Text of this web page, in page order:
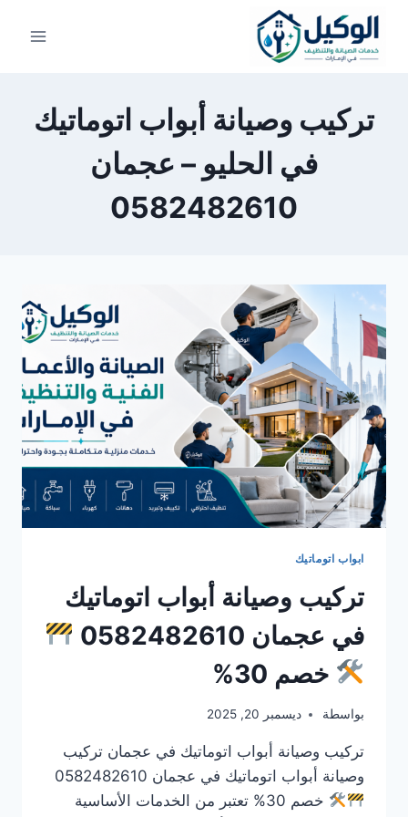
التجاوز
المحتوى
تركيب وصيانة أبواب اتوماتيك
في الحليو – عجمان
0582482610
ابواب اتوماتيك
تركيب وصيانة أبواب اتوماتيك
في عجمان 0582482610
خصم 30%
بواسطة ديسمبر 20, 2025
تركيب وصيانة أبواب اتوماتيك في عجمان تركيب
وصيانة أبواب اتوماتيك في عجمان 0582482610
خصم 30% تعتبر من الخدمات الأساسية